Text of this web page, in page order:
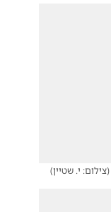
(צילום: י. שטיין)